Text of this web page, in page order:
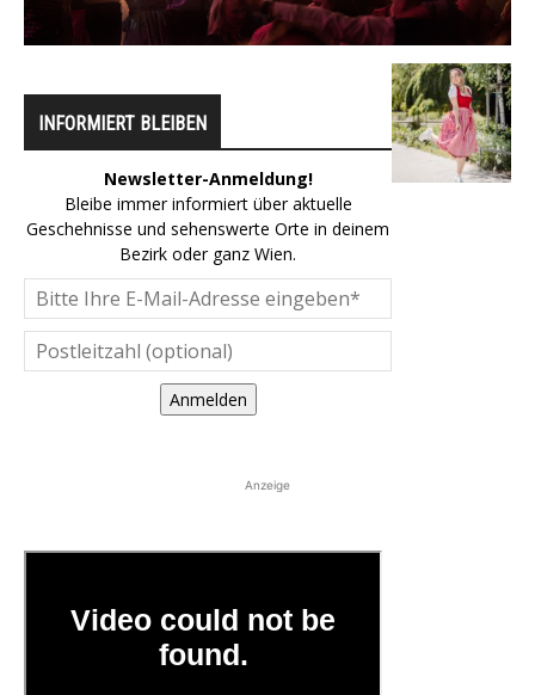
INFORMIERT BLEIBEN
Newsletter-Anmeldung!
Bleibe immer informiert über aktuelle
Geschehnisse und sehenswerte Orte in deinem
Bezirk oder ganz Wien.
Anmelden
Anzeige